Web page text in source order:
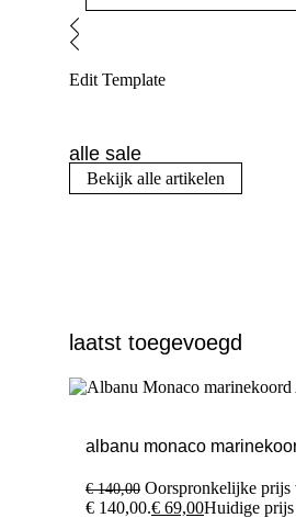
Edit Template
alle sale
Bekijk alle artikelen
laatst toegevoegd
albanu monaco
€140,00 Oorspronkelijke prijs
€ 140,00.€ 69,00Huidige